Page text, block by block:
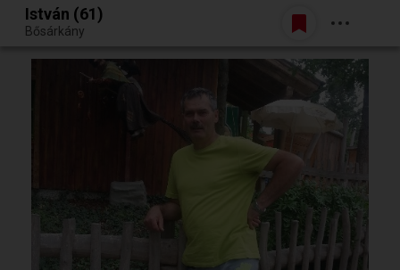
Egy jó randiból bármi lehet.
Belépés
István (61)
Bősárkány